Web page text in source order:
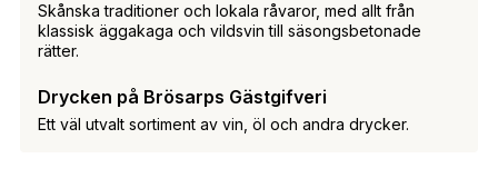
Skånska traditioner och lokala råvaror, med allt från
klassisk äggakaga och vildsvin till säsongsbetonade
rätter.
Drycken på Brösarps Gästgifveri
Ett väl utvalt sortiment av vin, öl och andra drycker.